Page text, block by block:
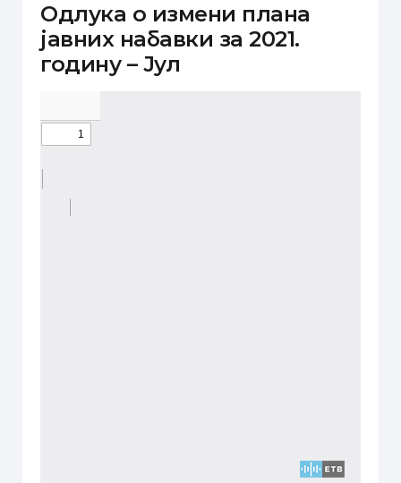
Одлука о измени плана
јавних набавки за 2021.
годину – Јул